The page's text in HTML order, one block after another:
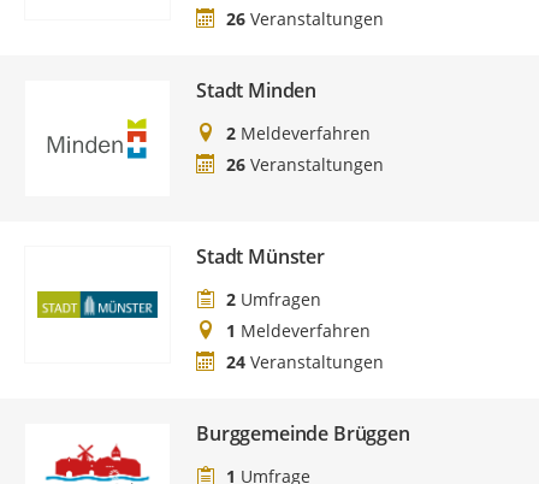
26 Veranstaltungen
Stadt Minden
2 Meldeverfahren
26 Veranstaltungen
Stadt Münster
2 Umfragen
1 Meldeverfahren
24 Veranstaltungen
Burggemeinde Brüggen
1 Umfrage